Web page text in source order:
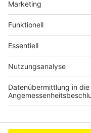
Anzeige
Anzeige